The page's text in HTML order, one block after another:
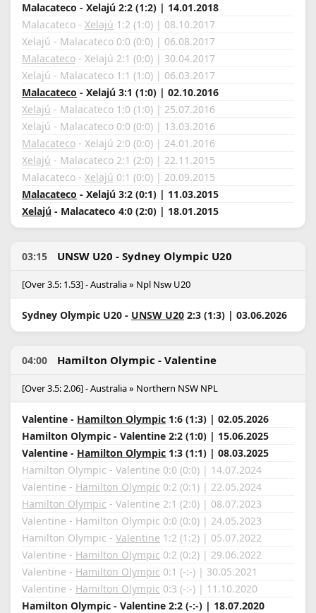
Malacateco - Xelajú 2:2 (1:2) | 14.01.2018
Malacateco - Xelajú 1:2 (1:0) | 08.10.2017
Xelajú - Malacateco 0:0 (0:0) | 06.08.2017
Malacateco - Xelajú 2:1 (0:0) | 30.04.2017
Xelajú - Malacateco 1:1 (1:0) | 06.03.2017
Malacateco - Xelajú 3:1 (1:0) | 02.10.2016
Xelajú - Malacateco 1:0 (1:0) | 25.07.2016
Xelajú - Malacateco 0:0 (0:0) | 13.03.2016
Malacateco - Xelajú 2:0 (0:0) | 24.01.2016
Xelajú - Malacateco 2:1 (2:0) | 22.11.2015
Malacateco - Xelajú 0:1 (0:0) | 20.09.2015
Malacateco - Xelajú 3:2 (0:1) | 11.03.2015
Xelajú - Malacateco 4:0 (2:0) | 18.01.2015
03:15 UNSW U20 - Sydney Olympic U20
[Over 3.5: 1.53] - Australia » Npl Nsw U20
Sydney Olympic U20 - UNSW U20 2:3 (1:3) | 03.06.2026
04:00 Hamilton Olympic - Valentine
[Over 3.5: 2.06] - Australia » Northern NSW NPL
Valentine - Hamilton Olympic 1:6 (1:3) | 02.05.2026
Hamilton Olympic - Valentine 2:2 (1:0) | 15.06.2025
Valentine - Hamilton Olympic 1:3 (1:1) | 08.03.2025
Hamilton Olympic - Valentine 0:0 (0:0) | 14.07.2024
Valentine - Hamilton Olympic 0:2 (0:1) | 22.05.2024
Hamilton Olympic - Valentine 2:1 (2:0) | 08.07.2023
Valentine - Hamilton Olympic 0:0 (0:0) | 24.05.2023
Hamilton Olympic - Valentine 1:2 (1:2) | 05.07.2022
Valentine - Hamilton Olympic 0:2 (0:2) | 29.06.2022
Valentine - Hamilton Olympic 0:1 (-:-) | 30.05.2021
Valentine - Hamilton Olympic 0:3 (-:-) | 11.10.2020
Hamilton Olympic - Valentine 2:2 (-:-) | 18.07.2020